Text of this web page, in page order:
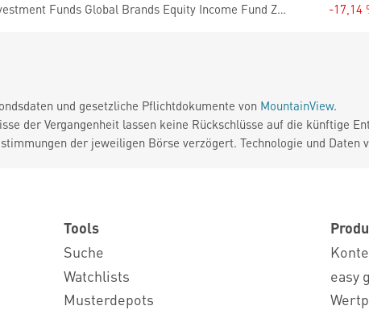
Morgan Stanley Investment Funds Global Brands Equity Income Fund ZHR (EUR) -17,14
und gesetzliche Pflichtdokumente von MountainView.
der Vergangenheit lassen keine Rückschlüsse auf die künftige
der jeweiligen Börse verzögert. Technologie und Daten
Tools
Suche
Watchlists
Musterdepots
easy